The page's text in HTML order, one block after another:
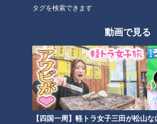
タグを検索できます
動画で見る
【四国一周】軽トラ女子三田が松山な
ピエロと呼ばれた息子
ドキュメンタリーやニュース特集をお届けしま
・受賞作品をはじめとしたドキュメンタリー
・ディレクターが取材対象に迫った、テレビ
・ＣＢＣテレビ「チャント！」の特集を厳選
（月～金 午後3時49分から午後7時 愛知・
最新話の見逃し配信はこ